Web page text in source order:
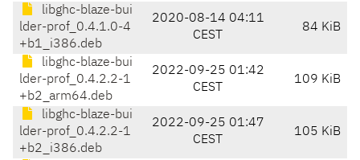
libghc-blaze-bui
lder-prof_0.4.1.0-4
+b1_i386.deb
2020-08-14 04:11
CEST
84 KiB
libghc-blaze-bui
lder-prof_0.4.2.2-1
+b2_arm64.deb
2022-09-25 01:42
CEST
109 KiB
libghc-blaze-bui
lder-prof_0.4.2.2-1
+b2_i386.deb
2022-09-25 01:47
CEST
105 KiB